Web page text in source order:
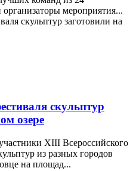
мероприятия...
скульптур
озере
XIII Всероссийского
из разных городов
на площад...